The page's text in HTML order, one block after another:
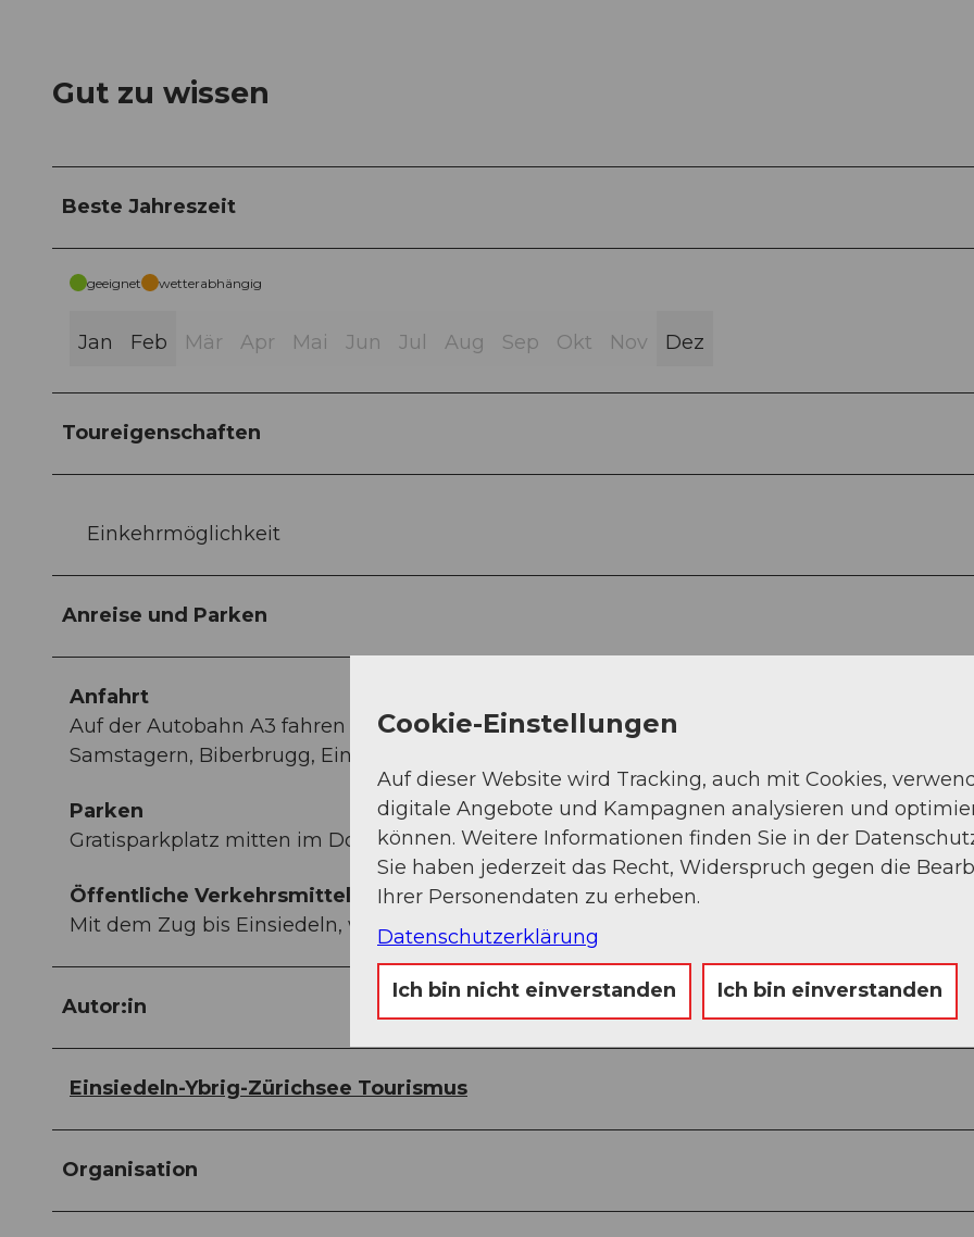
Gut zu wissen
Beste Jahreszeit
geeignet wetterabhängig
Jan Feb Mär Apr Mai Jun Jul Aug Sep Okt Nov Dez
Toureigenschaften
Einkehrmöglichkeit
Anreise und Parken
Anfahrt
Auf der Autobahn A3 fahren Sie bis Ausfahrt Richterswil/Schindellegi, weiter in Richtung
Samstagern, Biberbrugg, Einsiedeln. Danach Wegweiser Richtung Ybrig bis Unteriberg.
Parken
Gratisparkplatz mitten im Dorf Unteriberg, an der Guggelsstrasse
Öffentliche Verkehrsmittel
Mit dem Zug bis Einsiedeln, weiter mit dem Postbus bis nach Unteriberg, Guggelstrasse
Autor:in
Einsiedeln-Ybrig-Zürichsee Tourismus
Organisation
Cookie-Einstellungen
Auf dieser Website wird Tracking, auch mit Cookies,
digitale Angebote und Kampagnen analysieren und
können. Weitere Informationen finden Sie in der
Sie haben jederzeit das Recht, Widerspruch gegen die
Ihrer Personendaten zu erheben.
Datenschutzerklärung
Ich bin nicht einverstanden Ich bin einverstanden